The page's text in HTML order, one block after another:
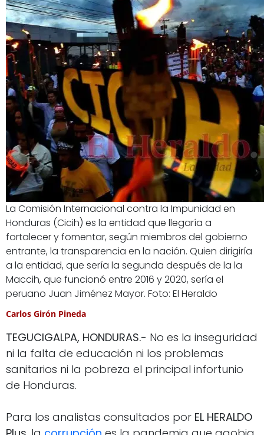
La Comisión Internacional contra la Impunidad en
Honduras (Cicih) es la entidad que llegaría a
fortalecer y fomentar, según miembros del gobierno
entrante, la transparencia en la nación. Quien dirigiría
a la entidad, que sería la segunda después de la la
Maccih, que funcionó entre 2016 y 2020, sería el
peruano Juan Jiménez Mayor. Foto: El Heraldo
Carlos Girón Pineda
TEGUCIGALPA, HONDURAS.- No es la inseguridad
ni la falta de educación ni los problemas
sanitarios ni la pobreza el principal infortunio
de Honduras.
Para los analistas consultados por EL HERALDO